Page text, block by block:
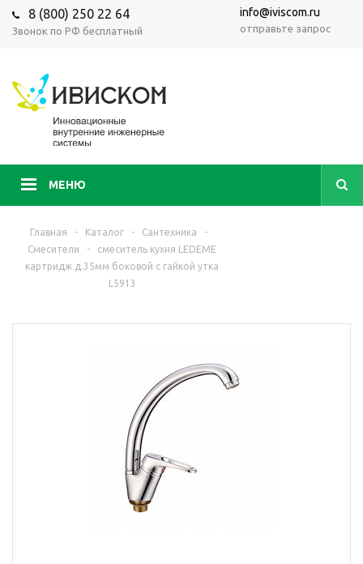
8 (800) 250 22 64
Звонок по РФ бесплатный
info@iviscom.ru
отправьте запрос
МЕНЮ
Главная - Каталог - Сантехника
-
Смесители
-
смеситель кухня LEDEME
картридж д.35мм боковой с гайкой утка
L5913